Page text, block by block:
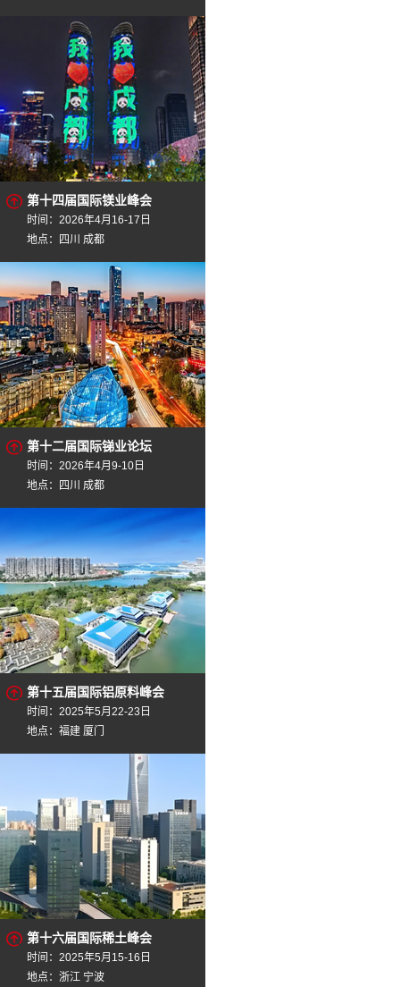
第十四届国际镁业峰会
时间：2026年4月16-17日
地点：四川 成都
第十二届国际锑业论坛
时间：2026年4月9-10日
地点：四川 成都
第十五届国际铝原料峰会
时间：2025年5月22-23日
地点：福建 厦门
第十六届国际稀土峰会
时间：2025年5月15-16日
地点：浙江 宁波